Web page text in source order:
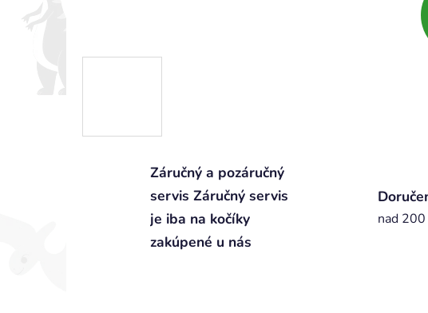
Záručný a pozáručný
servis Záručný servis
je iba na kočíky
zakúpené u nás
nad 200